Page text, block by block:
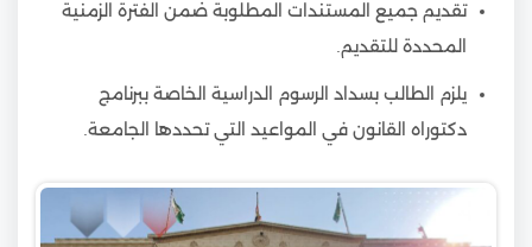
تقديم جميع المستندات المطلوبة ضمن الفترة الزمنية
المحددة للتقديم.
يلزم الطالب بسداد الرسوم الدراسية الخاصة ببرنامج
دكتوراه القانون في المواعيد التي تحددها الجامعة.